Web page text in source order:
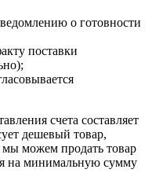
о готовности
поставки
счета составляет
дешевый товар,
мы можем продать товар
на минимальную сумму